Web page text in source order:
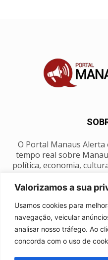
Valorizamos a sua
Usamos cookies para
navegação, veicular
analisar nosso tráfego. Ao
concorda com o uso de
O Portal Manaus
tempo real sobre
política, economia,